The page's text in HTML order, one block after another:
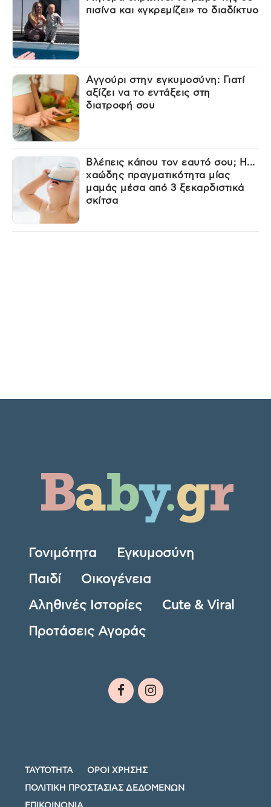
πισίνα και «γκρεμίζει» το διαδίκτυο
Αγγούρι στην εγκυμοσύνη: Γιατί
αξίζει να το εντάξεις στη
διατροφή σου
Βλέπεις κάπου τον εαυτό σου; Η...
χαώδης πραγματικότητα μίας
μαμάς μέσα από 3 ξεκαρδιστικά
σκίτσα
Γονιμότητα Εγκυμοσύνη
Παιδί Οικογένεια
Αληθινές Ιστορίες Cute & Viral
Προτάσεις Αγοράς
ΤΑΥΤΟΤΗΤΑ ΟΡΟΙ ΧΡΗΣΗΣ
ΠΟΛΙΤΙΚΗ ΠΡΟΣΤΑΣΙΑΣ ΔΕΔΟΜΕΝΩΝ